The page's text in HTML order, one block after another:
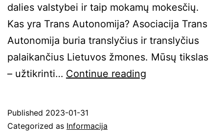
dalies valstybei ir taip mokamų mokesčių.
Kas yra Trans Autonomija? Asociacija Trans
Autonomija buria translyčius ir translyčius
palaikančius Lietuvos žmones. Mūsų tikslas
– užtikrinti… Continue reading
Published 2023-01-31
Categorized as Informacija